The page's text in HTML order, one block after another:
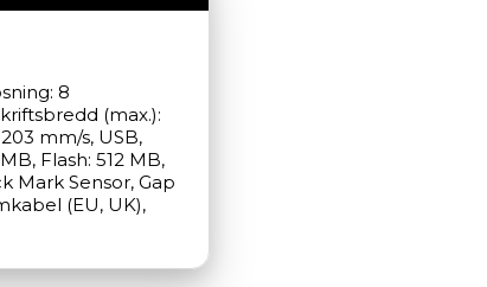
8
(max.):
mm/s, USB,
Flash: 512 MB,
Mark Sensor, Gap
(EU, UK),